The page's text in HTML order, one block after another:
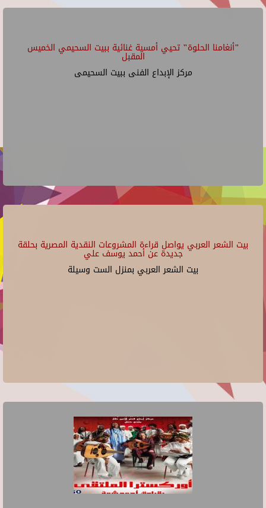
"أنغامنا الحلوة" تحيي أمسية غنائية ببيت السحيمي الخميس
المقبل
مركز الإبداع الفنى ببيت السحيمى
بيت الشعر العربي يواصل قراءة المشروعات النقدية المصرية بحلقة
جديدة عن أحمد يوسف علي
بيت الشعر العربي بمنزل الست وسيلة